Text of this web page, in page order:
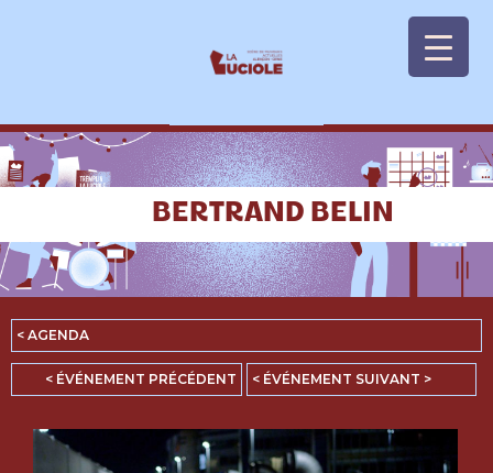
BERTRAND BELIN
< AGENDA
< ÉVÉNEMENT PRÉCÉDENT < ÉVÉNEMENT SUIVANT >